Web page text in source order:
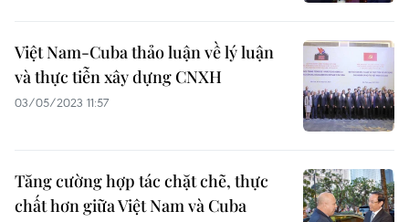
Việt Nam-Cuba thảo luận về lý luận
và thực tiễn xây dựng CNXH
03/05/2023 11:57
Tăng cường hợp tác chặt chẽ, thực
chất hơn giữa Việt Nam và Cuba